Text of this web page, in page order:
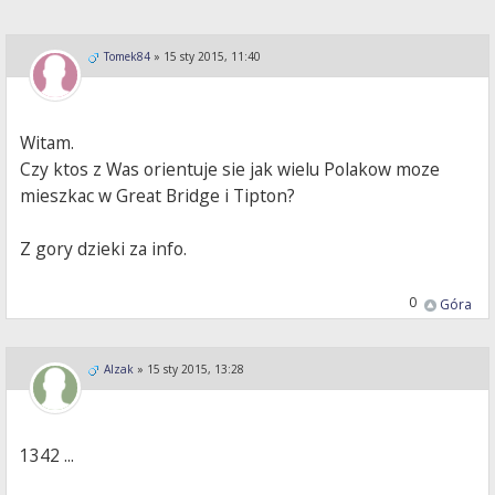
Tomek84 » 15 sty 2015, 11:40
Witam.
Czy ktos z Was orientuje sie jak wielu Polakow moze
mieszkac w Great Bridge i Tipton?
Z gory dzieki za info.
Góra
0
Alzak » 15 sty 2015, 13:28
1342 ...